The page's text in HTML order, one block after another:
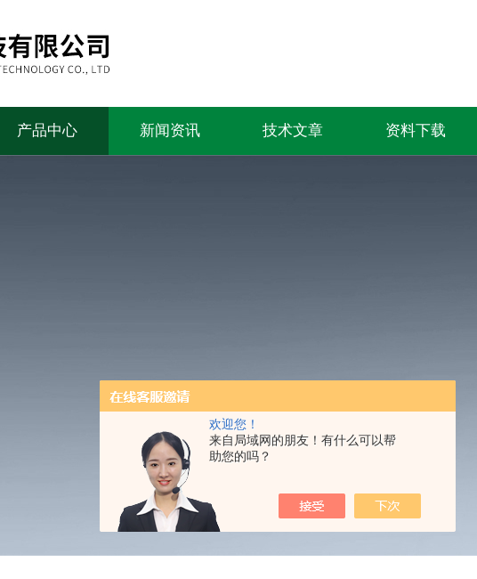
欢迎您！
来自局域网的朋友！有什么可以帮
助您的吗？
产品中心 新闻资讯 技术文章 资料下载